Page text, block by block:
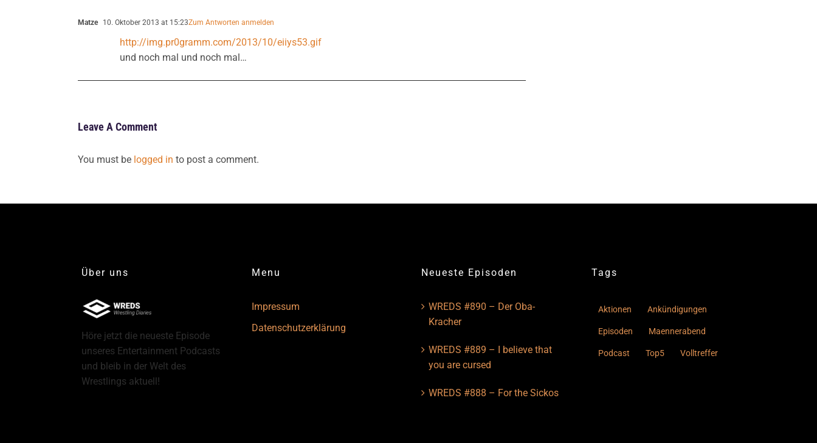
Matze 10. Oktober 2013 at 15:23Zum Antworten anmelden
http://img.pr0gramm.com/2013/10/eiiys53.gif
und noch mal und noch mal…
Leave A Comment
You must be logged in to post a comment.
Über uns
Höre jetzt die neueste Episode
unseres Entertainment Podcasts
und bleib in der Welt des
Wrestlings aktuell!
Menu
Impressum
Datenschutzerklärung
Neueste Episoden
WREDS #890 – Der Oba-
Kracher
WREDS #889 – I believe that
you are cursed
WREDS #888 – For the Sickos
Tags
Aktionen Ankündigungen
Episoden Maennerabend
Podcast Top5 Volltreffer